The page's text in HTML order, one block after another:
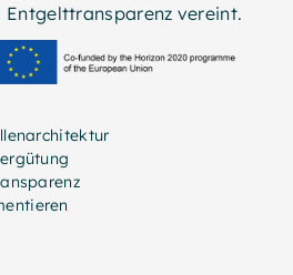
Entgelttransparenz vereint.